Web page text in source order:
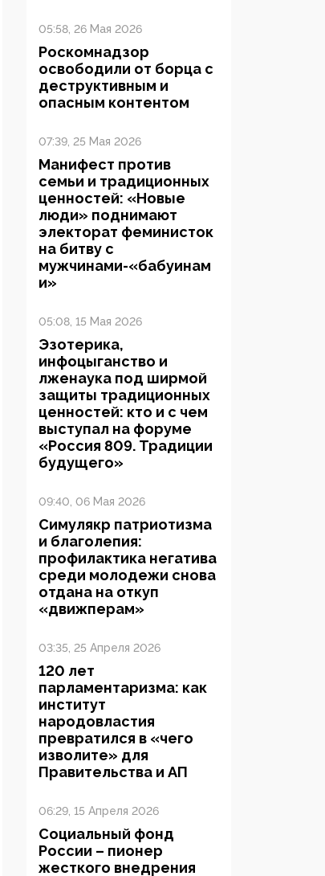
05:58, 26 Мая 2026
Роскомнадзор
освободили от борца с
деструктивным и
опасным контентом
07:39, 25 Мая 2026
Манифест против
семьи и традиционных
ценностей: «Новые
люди» поднимают
электорат феминисток
на битву с
мужчинами-«бабуинам
и»
05:08, 15 Мая 2026
Эзотерика,
инфоцыганство и
лженаука под ширмой
защиты традиционных
ценностей: кто и с чем
выступал на форуме
«Россия 809. Традиции
будущего»
09:40, 06 Мая 2026
Симулякр патриотизма
и благолепия:
профилактика негатива
среди молодежи снова
отдана на откуп
«движперам»
03:35, 25 Апреля 2026
120 лет
парламентаризма: как
институт
народовластия
превратился в «чего
изволите» для
Правительства и АП
06:29, 15 Апреля 2026
Социальный фонд
России – пионер
жесткого внедрения